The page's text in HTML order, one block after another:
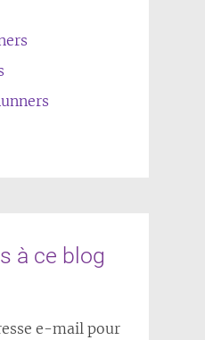
à ce blog
e-mail pour